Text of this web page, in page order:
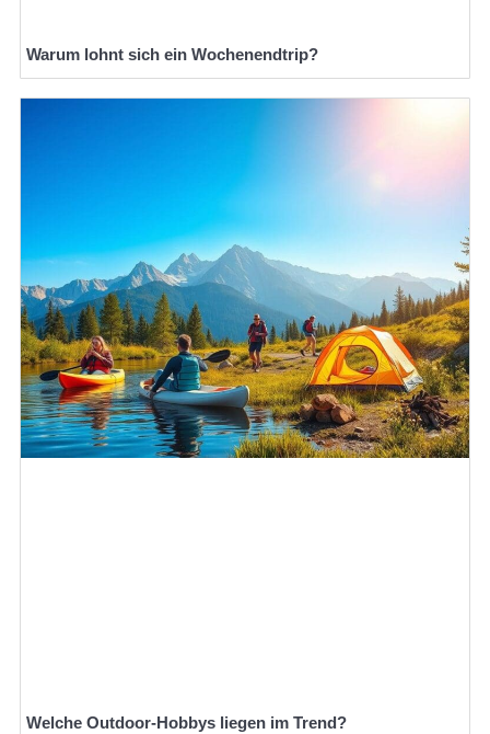
Warum lohnt sich ein Wochenendtrip?
Welche Outdoor-Hobbys liegen im Trend?